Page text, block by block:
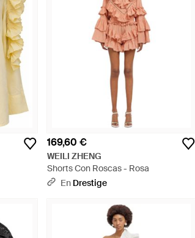
169,60 €
WEILI ZHENG
Shorts Con Roscas - Rosa
En Drestige